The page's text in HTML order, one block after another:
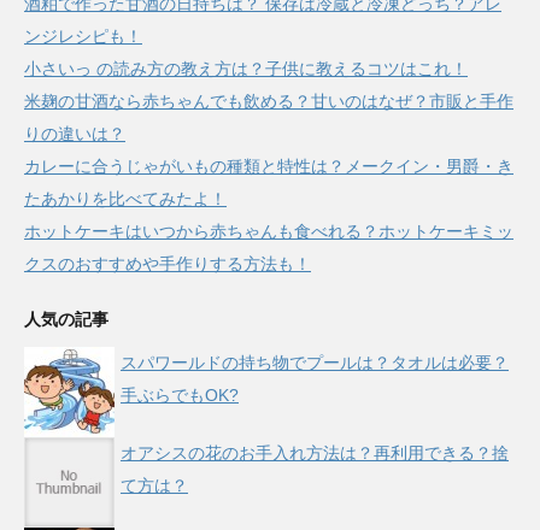
ンジレシピも！
小さいっ の読み方の教え方は？子供に教えるコツはこれ！
米麹の甘酒なら赤ちゃんでも飲める？甘いのはなぜ？市販と手作
りの違いは？
カレーに合うじゃがいもの種類と特性は？メークイン・男爵・き
たあかりを比べてみたよ！
ホットケーキはいつから赤ちゃんも食べれる？ホットケーキミッ
クスのおすすめや手作りする方法も！
人気の記事
スパワールドの持ち物でプールは？タオルは必要？
手ぶらでもOK?
オアシスの花のお手入れ方法は？再利用できる？捨
て方は？